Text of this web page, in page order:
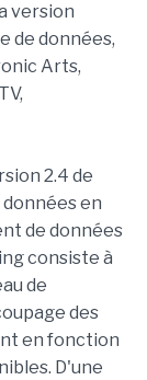
version
de données,
Arts,
2.4 de
en
de données
consiste à
de
des
en fonction
D'une